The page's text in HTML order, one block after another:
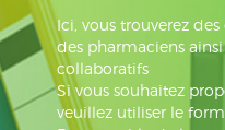
Ici, vous trouverez
des pharmaciens
collaboratifs
Si vous souhaitez
veuillez utiliser le